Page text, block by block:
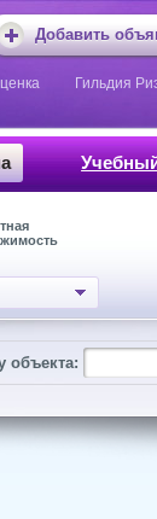
Добавить
Гильдия
объекта: